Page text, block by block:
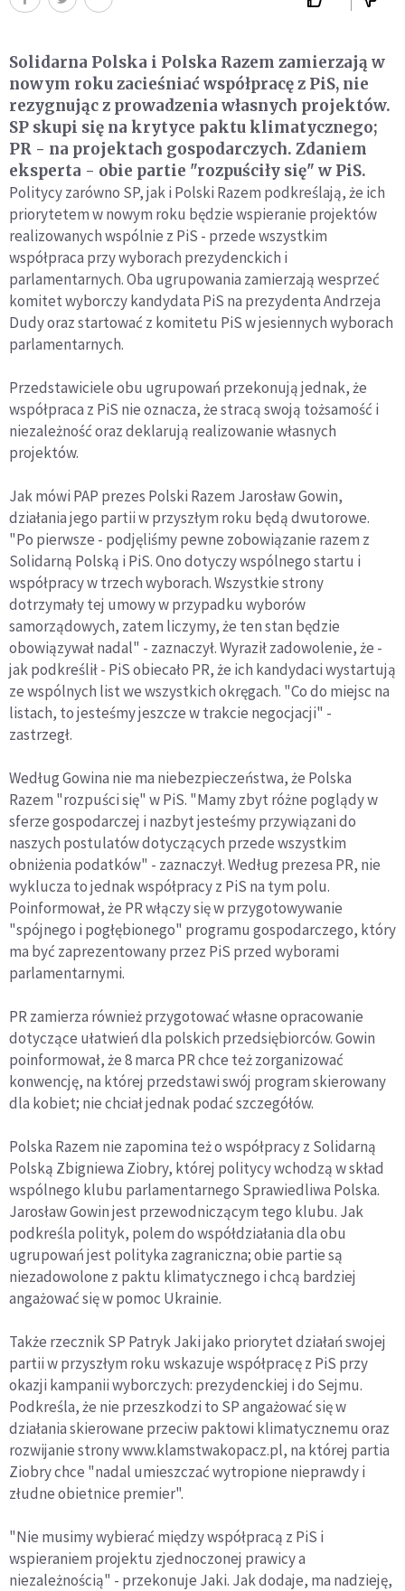
Solidarna Polska i Polska Razem zamierzają w
nowym roku zacieśniać współpracę z PiS, nie
rezygnując z prowadzenia własnych projektów.
SP skupi się na krytyce paktu klimatycznego;
PR - na projektach gospodarczych. Zdaniem
eksperta - obie partie "rozpuściły się" w PiS.
Politycy zarówno SP, jak i Polski Razem podkreślają, że ich
priorytetem w nowym roku będzie wspieranie projektów
realizowanych wspólnie z PiS - przede wszystkim
współpraca przy wyborach prezydenckich i
parlamentarnych. Oba ugrupowania zamierzają wesprzeć
komitet wyborczy kandydata PiS na prezydenta Andrzeja
Dudy oraz startować z komitetu PiS w jesiennych wyborach
parlamentarnych.
Przedstawiciele obu ugrupowań przekonują jednak, że
współpraca z PiS nie oznacza, że stracą swoją tożsamość i
niezależność oraz deklarują realizowanie własnych
projektów.
Jak mówi PAP prezes Polski Razem Jarosław Gowin,
działania jego partii w przyszłym roku będą dwutorowe.
"Po pierwsze - podjęliśmy pewne zobowiązanie razem z
Solidarną Polską i PiS. Ono dotyczy wspólnego startu i
współpracy w trzech wyborach. Wszystkie strony
dotrzymały tej umowy w przypadku wyborów
samorządowych, zatem liczymy, że ten stan będzie
obowiązywał nadal" - zaznaczył. Wyraził zadowolenie, że -
jak podkreślił - PiS obiecało PR, że ich kandydaci wystartują
ze wspólnych list we wszystkich okręgach. "Co do miejsc na
listach, to jesteśmy jeszcze w trakcie negocjacji" -
zastrzegł.
Według Gowina nie ma niebezpieczeństwa, że Polska
Razem "rozpuści się" w PiS. "Mamy zbyt różne poglądy w
sferze gospodarczej i nazbyt jesteśmy przywiązani do
naszych postulatów dotyczących przede wszystkim
obniżenia podatków" - zaznaczył. Według prezesa PR, nie
wyklucza to jednak współpracy z PiS na tym polu.
Poinformował, że PR włączy się w przygotowywanie
"spójnego i pogłębionego" programu gospodarczego, który
ma być zaprezentowany przez PiS przed wyborami
parlamentarnymi.
PR zamierza również przygotować własne opracowanie
dotyczące ułatwień dla polskich przedsiębiorców. Gowin
poinformował, że 8 marca PR chce też zorganizować
konwencję, na której przedstawi swój program skierowany
dla kobiet; nie chciał jednak podać szczegółów.
Polska Razem nie zapomina też o współpracy z Solidarną
Polską Zbigniewa Ziobry, której politycy wchodzą w skład
wspólnego klubu parlamentarnego Sprawiedliwa Polska.
Jarosław Gowin jest przewodniczącym tego klubu. Jak
podkreśla polityk, polem do współdziałania dla obu
ugrupowań jest polityka zagraniczna; obie partie są
niezadowolone z paktu klimatycznego i chcą bardziej
angażować się w pomoc Ukrainie.
Także rzecznik SP Patryk Jaki jako priorytet działań swojej
partii w przyszłym roku wskazuje współpracę z PiS przy
okazji kampanii wyborczych: prezydenckiej i do Sejmu.
Podkreśla, że nie przeszkodzi to SP angażować się w
działania skierowane przeciw paktowi klimatycznemu oraz
rozwijanie strony www.klamstwakopacz.pl, na której partia
Ziobry chce "nadal umieszczać wytropione nieprawdy i
złudne obietnice premier".
"Nie musimy wybierać między współpracą z PiS i
wspieraniem projektu zjednoczonej prawicy a
niezależnością" - przekonuje Jaki. Jak dodaje, ma nadzieję,